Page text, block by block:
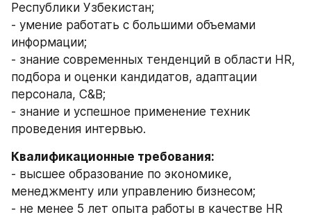
Республики Узбекистан;
- умение работать с большими объемами
информации;
- знание современных тенденций в области HR,
подбора и оценки кандидатов, адаптации
персонала, C&B;
- знание и успешное применение техник
проведения интервью.
Квалификационные требования:
- высшее образование по экономике,
менеджменту или управлению бизнесом;
- не менее 5 лет опыта работы в качестве HR